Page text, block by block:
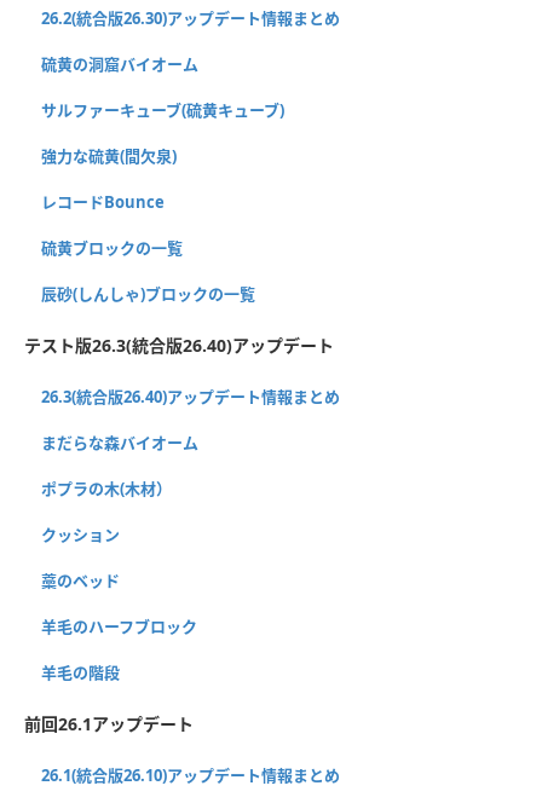
26.2(統合版26.30)アップデート情報まとめ
硫黄の洞窟バイオーム
サルファーキューブ(硫黄キューブ)
強力な硫黄(間欠泉)
レコードBounce
硫黄ブロックの一覧
辰砂(しんしゃ)ブロックの一覧
テスト版26.3(統合版26.40)アップデート
26.3(統合版26.40)アップデート情報まとめ
まだらな森バイオーム
ポプラの木(木材）
クッション
藁のベッド
羊毛のハーフブロック
羊毛の階段
前回26.1アップデート
26.1(統合版26.10)アップデート情報まとめ